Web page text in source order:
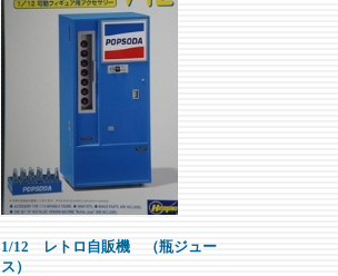
1/12 レトロ自販機 （瓶ジュー
ス）